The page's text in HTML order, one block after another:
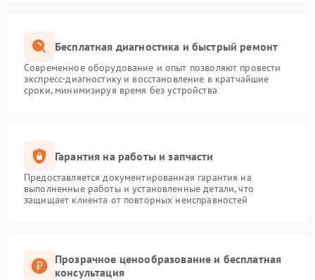
Бесплатная диагностика и быстрый ремонт
Современное оборудование и опыт позволяют провести
экспресс-диагностику и восстановление в кратчайшие
сроки, минимизируя время без устройства
Гарантия на работы и запчасти
Предоставляется документированная гарантия на
выполненные работы и установленные детали, что
защищает клиента от повторных неисправностей
Прозрачное ценообразование и бесплатная
консультация